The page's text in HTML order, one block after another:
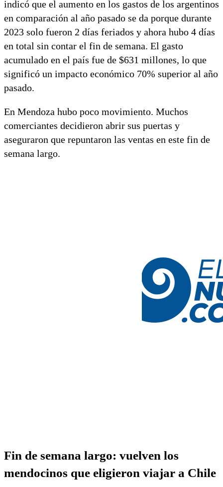
indicó que el aumento en los gastos de los argentinos
en comparación al año pasado se da porque durante
2023 solo fueron 2 días feriados y ahora hubo 4 días
en total sin contar el fin de semana. El gasto
acumulado en el país fue de $631 millones, lo que
significó un impacto económico 70% superior al año
pasado.
En Mendoza hubo poco movimiento. Muchos
comerciantes decidieron abrir sus puertas y
aseguraron que repuntaron las ventas en este fin de
semana largo.
Fin de semana largo: vuelven los
mendocinos que eligieron viajar a Chile